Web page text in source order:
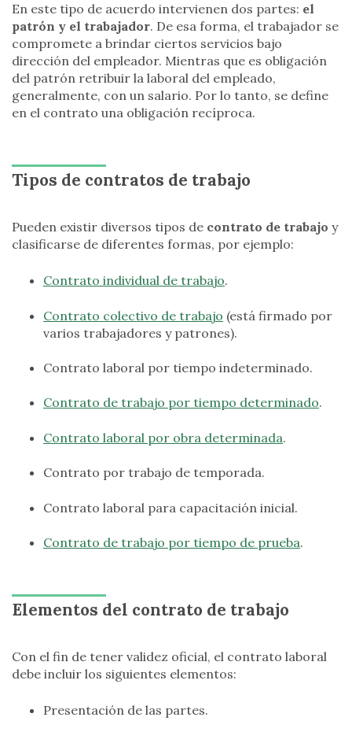
En este tipo de acuerdo intervienen dos partes: el
patrón y el trabajador. De esa forma, el trabajador se
compromete a brindar ciertos servicios bajo
dirección del empleador. Mientras que es obligación
del patrón retribuir la laboral del empleado,
generalmente, con un salario. Por lo tanto, se define
en el contrato una obligación recíproca.
Tipos de contratos de trabajo
Pueden existir diversos tipos de contrato de trabajo y
clasificarse de diferentes formas, por ejemplo:
Contrato individual de trabajo.
Contrato colectivo de trabajo (está firmado por
varios trabajadores y patrones).
Contrato laboral por tiempo indeterminado.
Contrato de trabajo por tiempo determinado.
Contrato laboral por obra determinada.
Contrato por trabajo de temporada.
Contrato laboral para capacitación inicial.
Contrato de trabajo por tiempo de prueba.
Elementos del contrato de trabajo
Con el fin de tener validez oficial, el contrato laboral
debe incluir los siguientes elementos:
Presentación de las partes.